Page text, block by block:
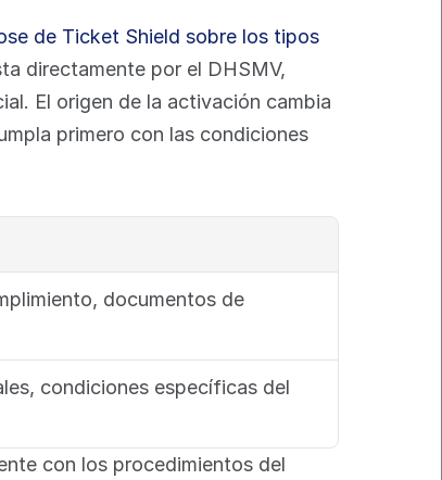
de Ticket Shield sobre los tipos
directamente por el DHSMV,
El origen de la activación cambia
primero con las condiciones
documentos de
condiciones específicas del
con los procedimientos del